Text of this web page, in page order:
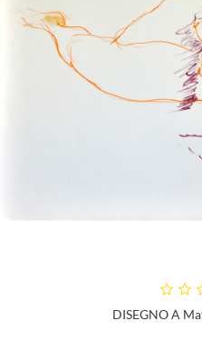
DISEGNO A